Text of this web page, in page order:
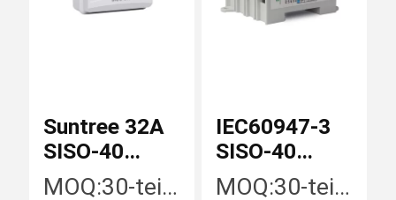
Suntree 32A
SISO-40
DC1000V auf
MOQ:30-teilig/Stücke
IEC60947-3
SISO-40
3Phase
MOQ:30-teilig/Stücke